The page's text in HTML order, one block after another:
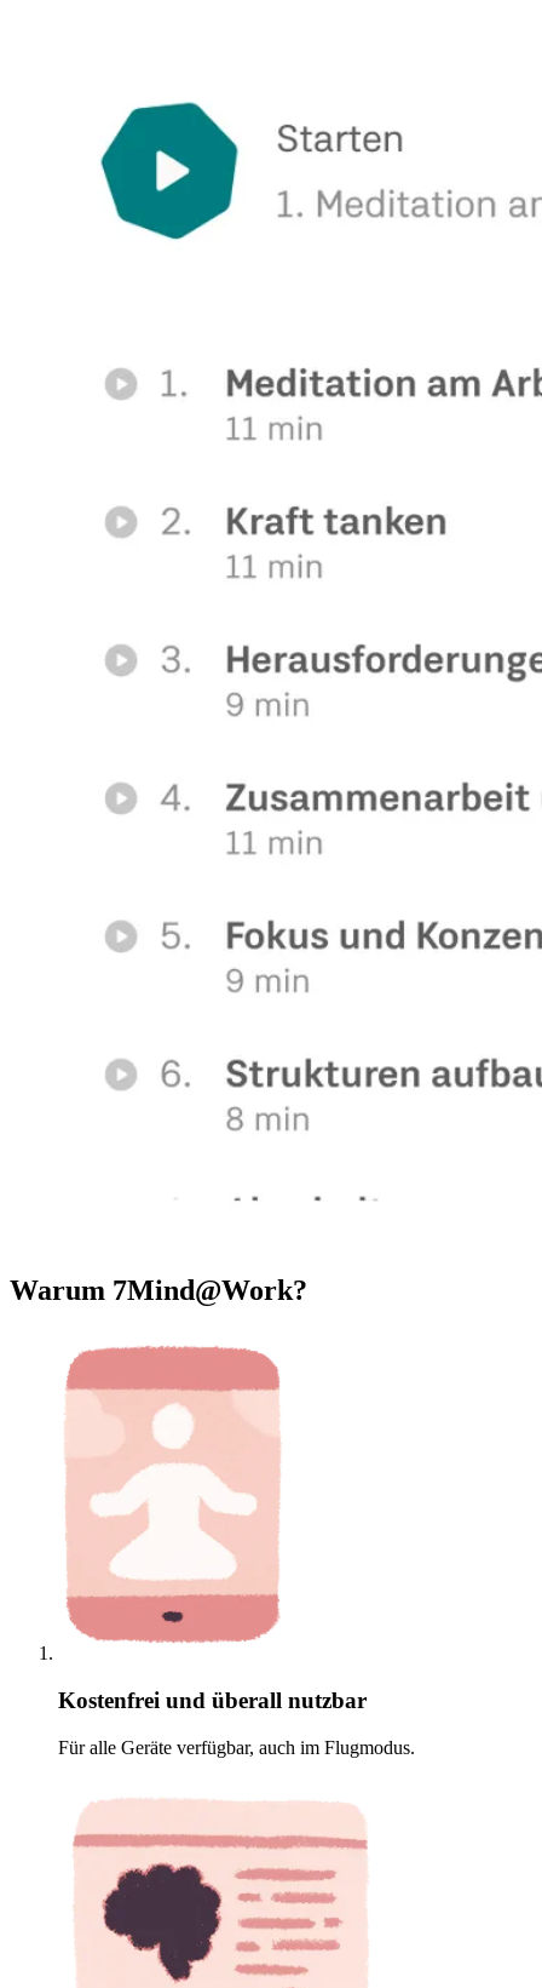
Warum 7Mind@Work?
Kostenfrei und überall nutzbar
Für alle Geräte verfügbar, auch im Flugmodus.